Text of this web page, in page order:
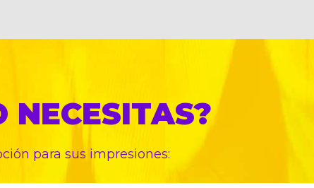
NECESITAS?
para sus impresiones: